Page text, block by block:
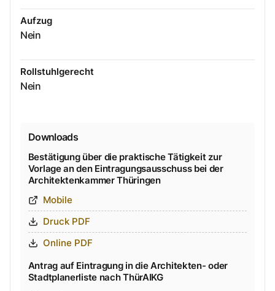
Aufzug
Nein
Rollstuhlgerecht
Nein
Downloads
Bestätigung über die praktische Tätigkeit zur
Vorlage an den Eintragungsausschuss bei der
Architektenkammer Thüringen
Mobile
Druck PDF
Online PDF
Antrag auf Eintragung in die Architekten- oder
Stadtplanerliste nach ThürAIKG